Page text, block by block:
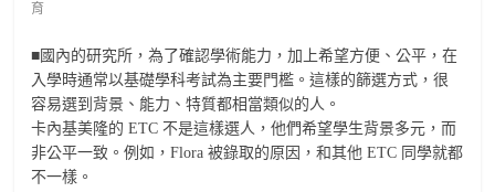
育
■國內的研究所，為了確認學術能力，加上希望方便、公平，在
入學時通常以基礎學科考試為主要門檻。這樣的篩選方式，很
容易選到背景、能力、特質都相當類似的人。
卡內基美隆的 ETC 不是這樣選人，他們希望學生背景多元，而
非公平一致。例如，Flora 被錄取的原因，和其他 ETC 同學就都
不一樣。